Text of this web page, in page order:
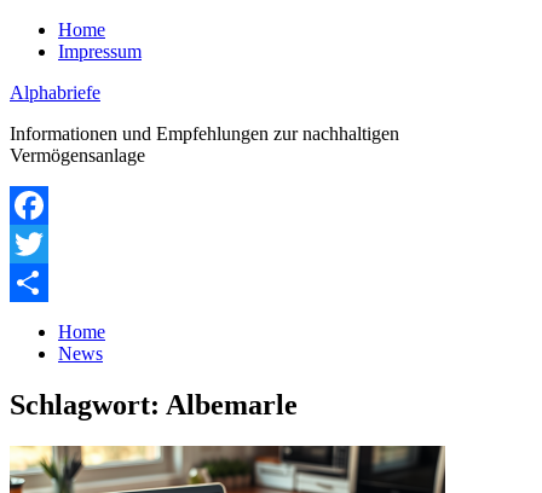
Zum
Inhalt
Home
Impressum
Alphabriefe
Informationen und Empfehlungen zur nachhaltigen
Vermögensanlage
Facebook
Twitter
Home
News
Schlagwort: Albemarle